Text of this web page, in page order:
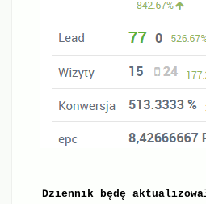
Dziennik będę